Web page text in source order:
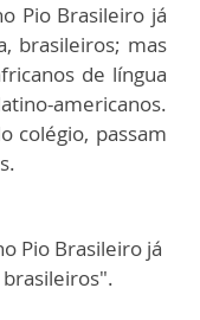
Pio Brasileiro já
brasileiros; mas
de língua
americanos.
colégio, passam
Pio Brasileiro já